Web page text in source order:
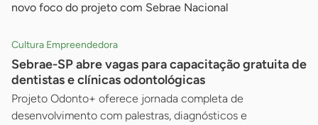
novo foco do projeto com Sebrae Nacional
Cultura Empreendedora
Sebrae-SP abre vagas para capacitação gratuita de
dentistas e clínicas odontológicas
Projeto Odonto+ oferece jornada completa de
desenvolvimento com palestras, diagnósticos e